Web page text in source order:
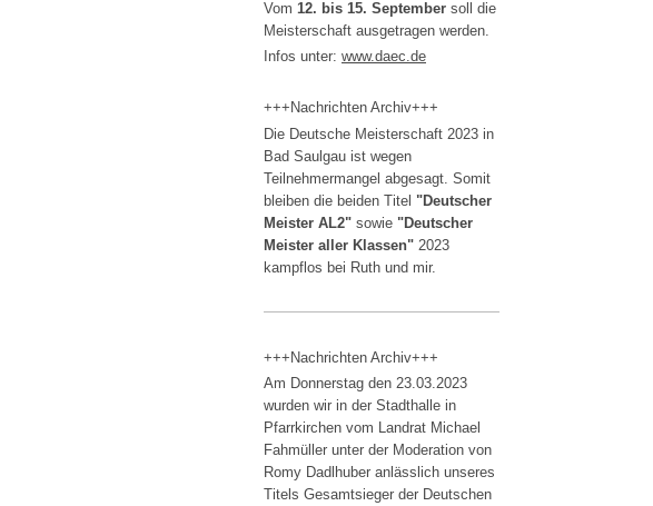
Vom 12. bis 15. September soll die
Meisterschaft ausgetragen werden.
Infos unter: www.daec.de
+++Nachrichten Archiv+++
Die Deutsche Meisterschaft 2023 in
Bad Saulgau ist wegen
Teilnehmermangel abgesagt. Somit
bleiben die beiden Titel "Deutscher
Meister AL2" sowie "Deutscher
Meister aller Klassen" 2023
kampflos bei Ruth und mir.
+++Nachrichten Archiv+++
Am Donnerstag den 23.03.2023
wurden wir in der Stadthalle in
Pfarrkirchen vom Landrat Michael
Fahmüller unter der Moderation von
Romy Dadlhuber anlässlich unseres
Titels Gesamtsieger der Deutschen